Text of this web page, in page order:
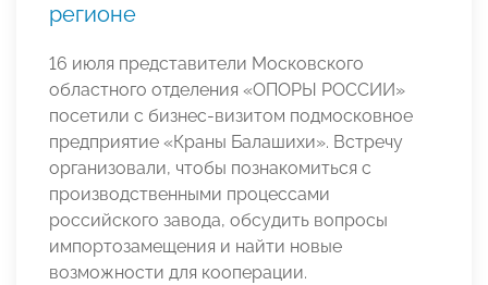
регионе
16 июля представители Московского
областного отделения «ОПОРЫ РОССИИ»
посетили с бизнес-визитом подмосковное
предприятие «Краны Балашихи». Встречу
организовали, чтобы познакомиться с
производственными процессами
российского завода, обсудить вопросы
импортозамещения и найти новые
возможности для кооперации.